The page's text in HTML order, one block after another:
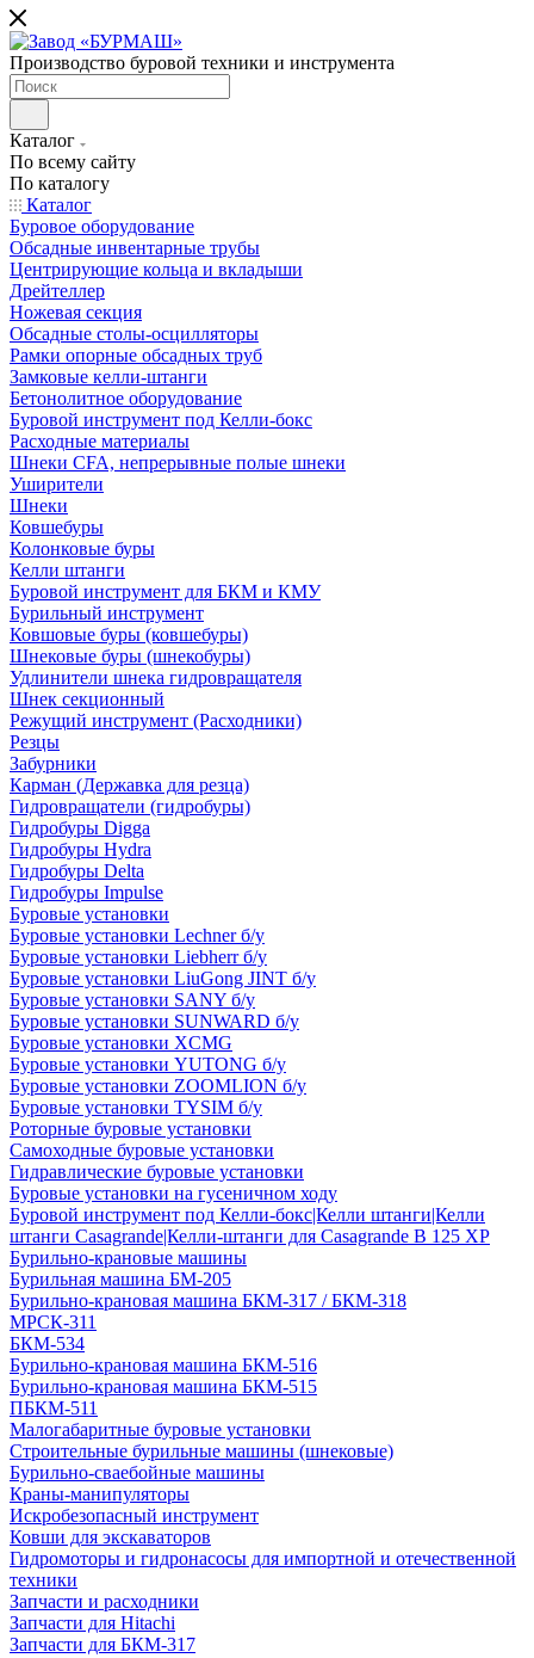
Производство буровой техники и инструмента
Каталог
По всему сайту
По каталогу
Каталог
Буровое оборудование
Обсадные инвентарные трубы
Центрирующие кольца и вкладыши
Дрейтеллер
Ножевая секция
Обсадные столы-осцилляторы
Рамки опорные обсадных труб
Замковые келли-штанги
Бетонолитное оборудование
Буровой инструмент под Келли-бокс
Расходные материалы
Шнеки CFA, непрерывные полые шнеки
Уширители
Шнеки
Ковшебуры
Колонковые буры
Келли штанги
Буровой инструмент для БКМ и КМУ
Бурильный инструмент
Ковшовые буры (ковшебуры)
Шнековые буры (шнекобуры)
Удлинители шнека гидровращателя
Шнек секционный
Режущий инструмент (Расходники)
Резцы
Забурники
Карман (Державка для резца)
Гидровращатели (гидробуры)
Гидробуры Digga
Гидробуры Hydra
Гидробуры Delta
Гидробуры Impulse
Буровые установки
Буровые установки Lechner б/у
Буровые установки Liebherr б/у
Буровые установки LiuGong JINT б/у
Буровые установки SANY б/у
Буровые установки SUNWARD б/у
Буровые установки XCMG
Буровые установки YUTONG б/у
Буровые установки ZOOMLION б/у
Буровые установки TYSIM б/у
Роторные буровые установки
Самоходные буровые установки
Гидравлические буровые установки
Буровые установки на гусеничном ходу
Буровой инструмент под Келли-бокс|Келли штанги|Келли
штанги Casagrande|Келли-штанги для Casagrande B 125 XP
Бурильно-крановые машины
Бурильная машина БМ-205
Бурильно-крановая машина БКМ-317 / БКМ-318
МРСК-311
БКМ-534
Бурильно-крановая машина БКМ-516
Бурильно-крановая машина БКМ-515
ПБКМ-511
Малогабаритные буровые установки
Строительные бурильные машины (шнековые)
Бурильно-сваебойные машины
Краны-манипуляторы
Искробезопасный инструмент
Ковши для экскаваторов
Гидромоторы и гидронасосы для импортной и отечественной
техники
Запчасти и расходники
Запчасти для Hitachi
Запчасти для БКМ-317